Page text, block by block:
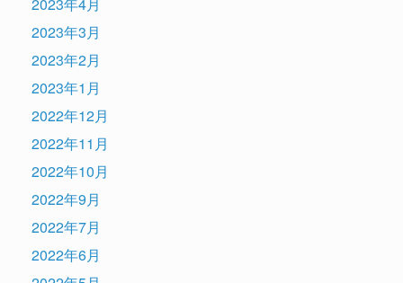
2023年4月
2023年3月
2023年2月
2023年1月
2022年12月
2022年11月
2022年10月
2022年9月
2022年7月
2022年6月